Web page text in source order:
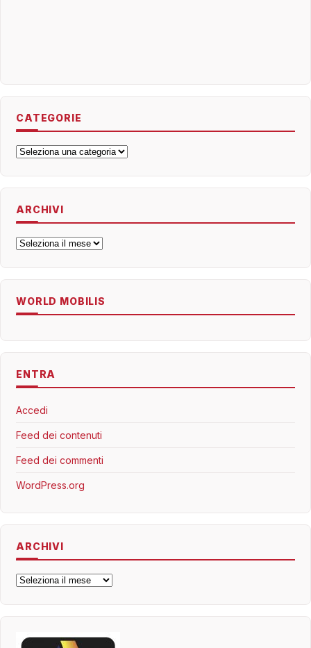
CATEGORIE
Categorie
ARCHIVI
Archivi
WORLD MOBILIS
ENTRA
Accedi
Feed dei contenuti
Feed dei commenti
WordPress.org
ARCHIVI
Archivi